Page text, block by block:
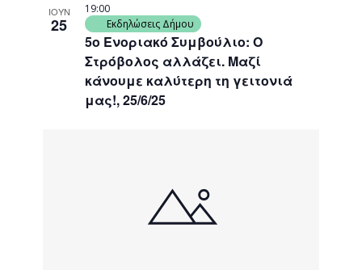
ΙΟΥΝ
25
5ο Ενοριακό Συμβούλιο: Ο
Στρόβολος αλλάζει. Μαζί
κάνουμε καλύτερη τη γειτονιά
μας!, 25/6/25
19:00
Εκδηλώσεις Δήμου